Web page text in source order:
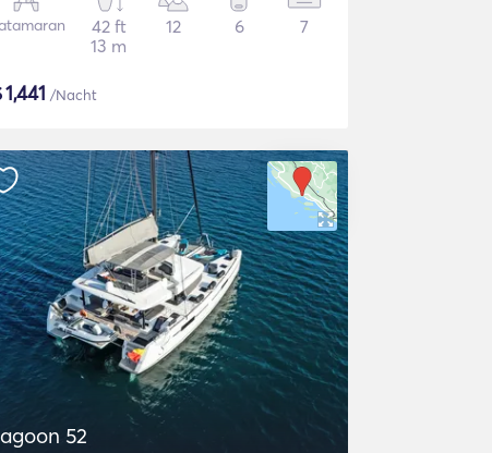
42 ft
13 m
12 6 7
1,441 /Nacht
52